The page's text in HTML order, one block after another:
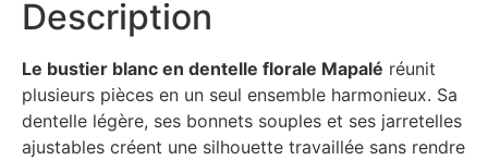
Description
Le bustier blanc en dentelle florale Mapalé réunit
plusieurs pièces en un seul ensemble harmonieux. Sa
dentelle légère, ses bonnets souples et ses jarretelles
ajustables créent une silhouette travaillée sans rendre